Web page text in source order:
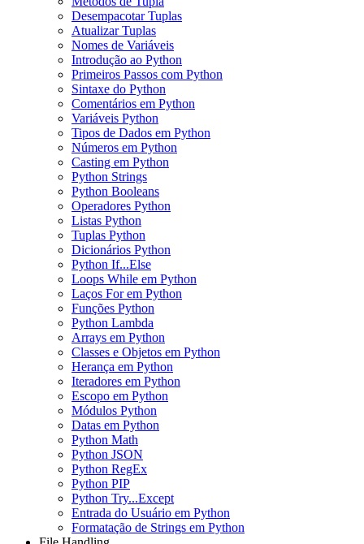
Desempacotar Tuplas
Atualizar Tuplas
Nomes de Variáveis
Introdução ao Python
Primeiros Passos com Python
Sintaxe do Python
Comentários em Python
Variáveis Python
Tipos de Dados em Python
Números em Python
Casting em Python
Python Strings
Python Booleans
Operadores Python
Listas Python
Tuplas Python
Dicionários Python
Python If...Else
Loops While em Python
Laços For em Python
Funções Python
Python Lambda
Arrays em Python
Classes e Objetos em Python
Herança em Python
Iteradores em Python
Escopo em Python
Módulos Python
Datas em Python
Python Math
Python JSON
Python RegEx
Python PIP
Python Try...Except
Entrada do Usuário em Python
Formatação de Strings em Python